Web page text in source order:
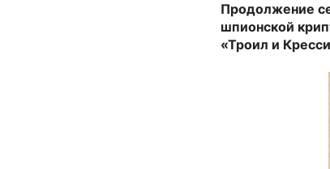
Продолжение
шпионской
«Троил и